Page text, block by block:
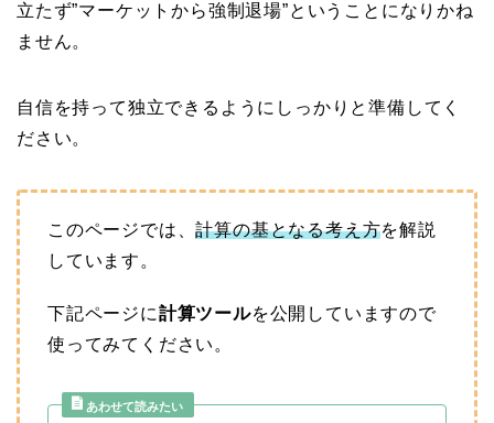
立たず”マーケットから強制退場”ということになりかね
ません。
自信を持って独立できるようにしっかりと準備してく
ださい。
このページでは、計算の基となる考え方を解説
しています。
下記ページに計算ツールを公開していますので
使ってみてください。